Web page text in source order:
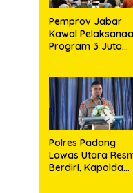
Pemprov Jabar
Kawal
Program 3 Juta
Rakyat
Polres Padang
Lawas Utara
Berdiri, Kapolda